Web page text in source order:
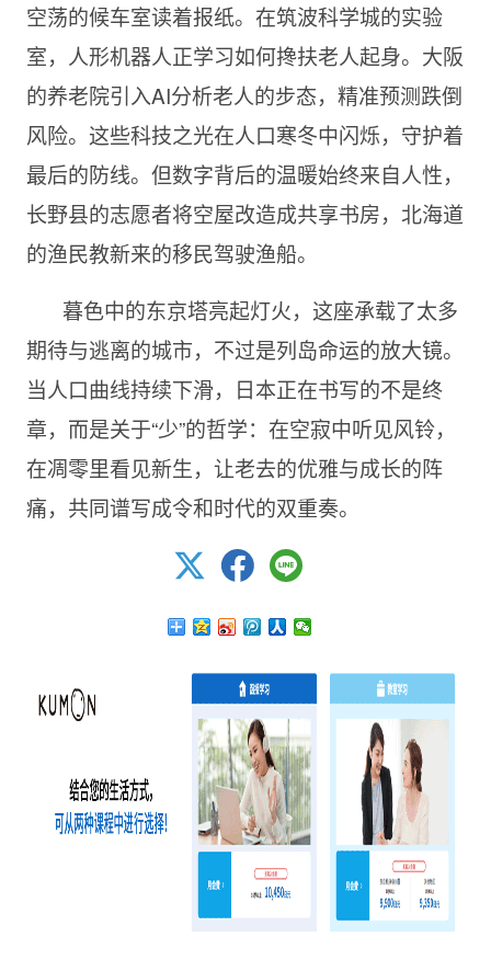
空荡的候车室读着报纸。在筑波科学城的实验
室，人形机器人正学习如何搀扶老人起身。大阪
的养老院引入AI分析老人的步态，精准预测跌倒
风险。这些科技之光在人口寒冬中闪烁，守护着
最后的防线。但数字背后的温暖始终来自人性，
长野县的志愿者将空屋改造成共享书房，北海道
的渔民教新来的移民驾驶渔船。
暮色中的东京塔亮起灯火，这座承载了太多
期待与逃离的城市，不过是列岛命运的放大镜。
当人口曲线持续下滑，日本正在书写的不是终
章，而是关于“少”的哲学：在空寂中听见风铃，
在凋零里看见新生，让老去的优雅与成长的阵
痛，共同谱写成令和时代的双重奏。